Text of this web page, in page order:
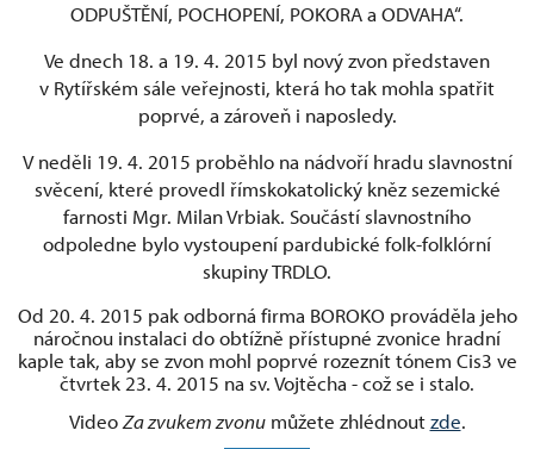
ODPUŠTĚNÍ, POCHOPENÍ, POKORA a ODVAHA“.
Ve dnech 18. a 19. 4. 2015 byl nový zvon představen
v Rytířském sále veřejnosti, která ho tak mohla spatřit
poprvé, a zároveň i naposledy.
V neděli 19. 4. 2015 proběhlo na nádvoří hradu slavnostní
svěcení, které provedl římskokatolický kněz sezemické
farnosti Mgr. Milan Vrbiak. Součástí slavnostního
odpoledne bylo vystoupení pardubické folk-folklórní
skupiny TRDLO.
Od 20. 4. 2015 pak odborná firma BOROKO prováděla jeho
náročnou instalaci do obtížně přístupné zvonice hradní
kaple tak, aby se zvon mohl poprvé rozeznít tónem Cis3 ve
čtvrtek 23. 4. 2015 na sv. Vojtěcha - což se i stalo.
VideoZa zvukem zvonumůžete zhlédnoutzde.